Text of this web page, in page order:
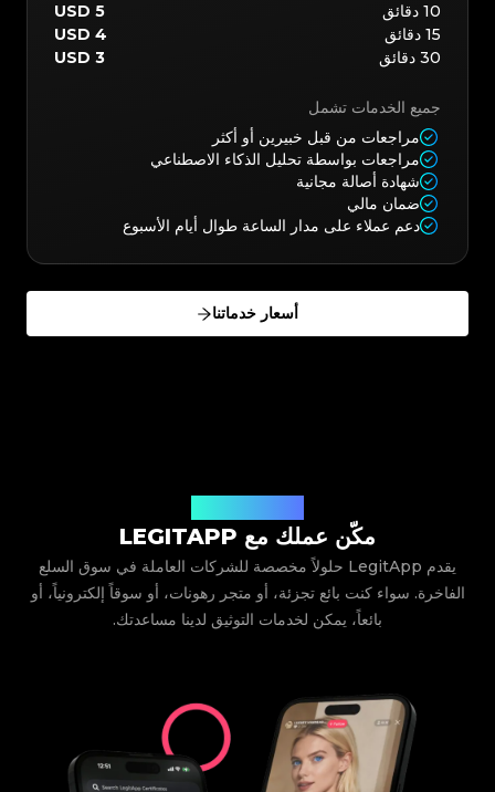
10 دقائق
5 USD
15 دقائق
4 USD
30 دقائق 3 USD
جميع الخدمات تشمل
مراجعات من قبل خبيرين أو أكثر
مراجعات بواسطة تحليل الذكاء الاصطناعي
شهادة أصالة مجانية
ضمان مالي
دعم عملاء على مدار الساعة طوال أيام الأسبوع
أسعار خدماتنا
مكّن عملك مع LEGITAPP
يقدم LegitApp حلولاً مخصصة للشركات العاملة في سوق السلع
الفاخرة. سواء كنت بائع تجزئة، أو متجر رهونات، أو سوقاً إلكترونياً، أو
بائعاً، يمكن لخدمات التوثيق لدينا مساعدتك.